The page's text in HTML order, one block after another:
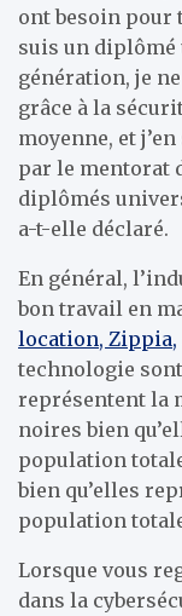
ont besoin pour
suis un
génération, je
grâce à la
moyenne, et
par le mentorat
diplômés
a-t-elle déclaré.
En général,
bon travail en
location, Zippia,
technologie
représentent la
noires bien
population
bien qu’elles
population
Lorsque vous
dans la